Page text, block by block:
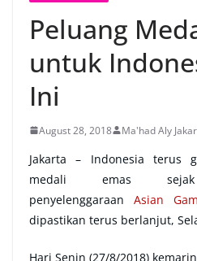
Peluang
untuk
Ini
August 28, 2018 Ma'had Aly
Jakarta – Indonesia terus
medali emas
penyelenggaraanAsian
dipastikan terus berlanjut,
Hari Senin (27/8/2018)